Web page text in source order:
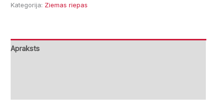
Kategorija: Ziemas riepas
Apraksts